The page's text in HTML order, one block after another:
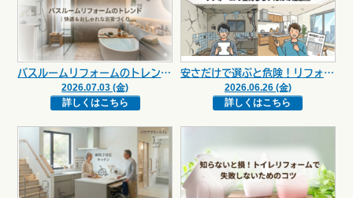
バスルームリフォームのトレンド｜快適＆おしゃれな浴室づくり【広島市 安佐南区 安佐北区】
2026.07.03 (金)
詳しくはこちら
安さだけで選ぶと危険！リフォームで後悔しないための注意点【広島市 安佐南区 安佐北区】
2026.06.26 (金)
詳しくはこちら